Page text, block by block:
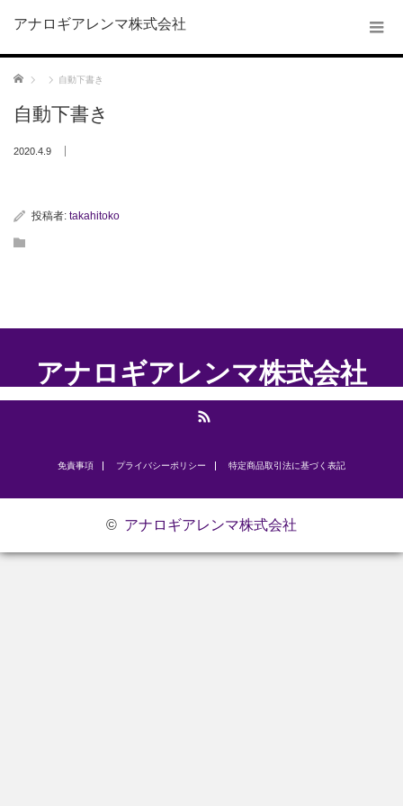
アナロギアレンマ株式会社
ホーム 自動下書き
自動下書き
2020.4.9
投稿者: takahitoko
アナロギアレンマ株式会社
免責事項 プライバシーポリシー ​特定商品取引法に基づく表記
© アナロギアレンマ株式会社